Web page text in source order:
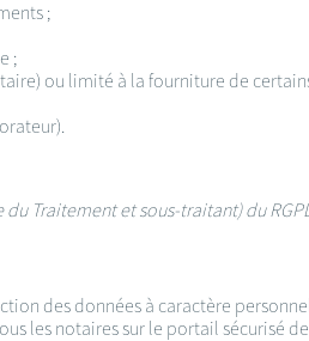
;
;
ou limité à la fourniture de
Traitement et sous-traitant) du
des données à caractère
les notaires sur le portail sécurisé de